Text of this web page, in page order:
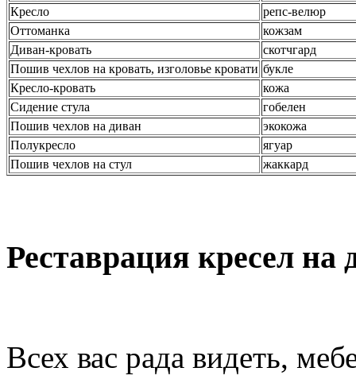
Кресло
репс-велюр
Оттоманка
кожзам
Диван-кровать
скотчгард
Пошив чехлов на кровать, изголовье кровати букле
Кресло-кровать
кожа
Сидение стула
гобелен
Пошив чехлов на диван
экокожа
Полукресло
ягуар
Пошив чехлов на стул
жаккард
Реставрация кресел на
Всех вас рада видеть,